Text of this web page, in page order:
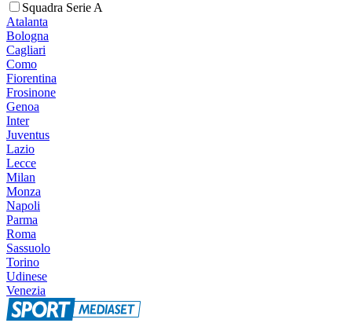
Squadra Serie A
Atalanta
Bologna
Cagliari
Como
Fiorentina
Frosinone
Genoa
Inter
Juventus
Lazio
Lecce
Milan
Monza
Napoli
Parma
Roma
Sassuolo
Torino
Udinese
Venezia